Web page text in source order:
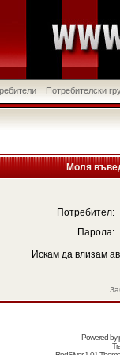
Потребителски
Моля
Потребител:
Парола:
Искам да влизам
Powered by